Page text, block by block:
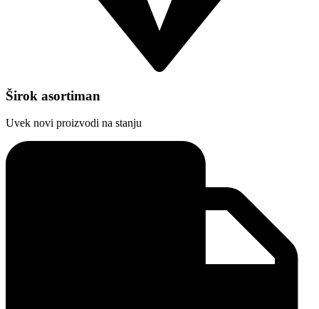
Širok asortiman
Uvek novi proizvodi na stanju